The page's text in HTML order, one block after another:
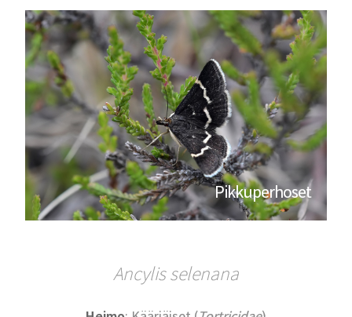
Pikkuperhoset
Ancylis selenana